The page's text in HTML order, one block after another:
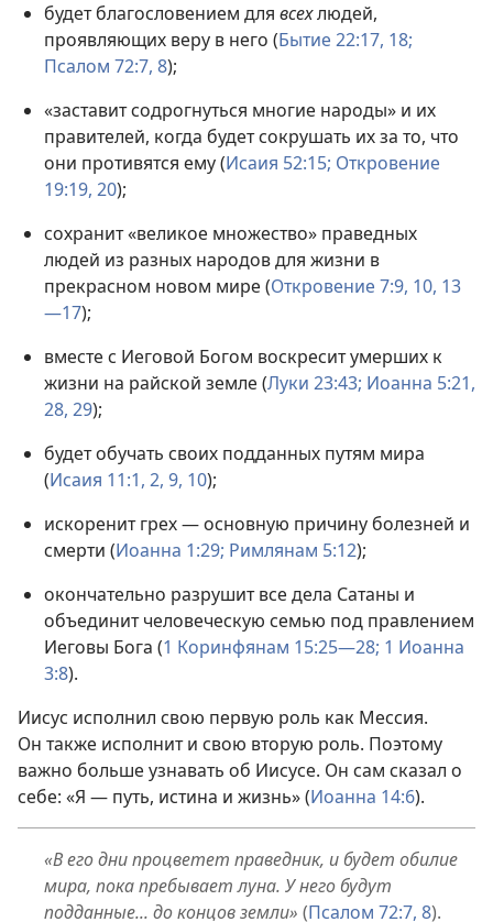
будет благословением для всехлюдей,
проявляющих веру в него (Бытие 22:17, 18;
Псалом 72:7, 8);
«заставит содрогнуться многие народы» и их
правителей, когда будет сокрушать их за то, что
они противятся ему (Исаия 52:15; Откровение
19:19, 20);
сохранит «великое множество» праведных
людей из разных народов для жизни в
прекрасном новом мире (Откровение 7:9, 10, 13
—17);
вместе с Иеговой Богом воскресит умерших к
жизни на райской земле (Луки 23:43; Иоанна 5:21,
28, 29);
будет обучать своих подданных путям мира
(Исаия 11:1, 2, 9, 10);
искоренит грех — основную причину болезней и
смерти (Иоанна 1:29; Римлянам 5:12);
окончательно разрушит все дела Сатаны и
объединит человеческую семью под правлением
Иеговы Бога (1 Коринфянам 15:25—28; 1 Иоанна
3:8).
Иисус исполнил свою первую роль как Мессия.
Он также исполнит и свою вторую роль. Поэтому
важно больше узнавать об Иисусе. Он сам сказал о
себе: «Я — путь, истина и жизнь» (Иоанна 14:6).
«В его дни процветет праведник, и будет обилие
мира, пока пребывает луна. У него будут
подданные... до концов земли» (Псалом 72:7, 8).